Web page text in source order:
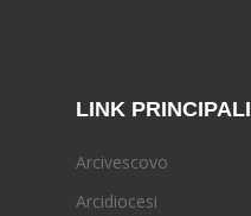
LINK PRINCIPALI
Arcivescovo
Arcidiocesi